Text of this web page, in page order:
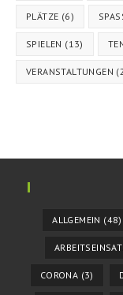
PLÄTZE (6) SPASS
SPIELEN (13)
VERANSTALTUNGEN
ALLGEMEIN (48)
CORONA (3)